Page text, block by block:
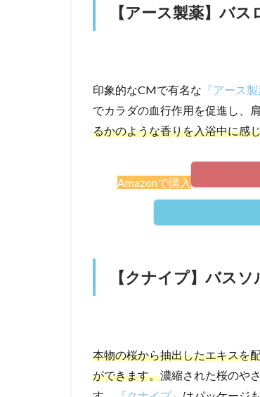
【アース製薬】バ
印象的なCMで有名な 『アース製
でカラダの血行作用を促進し、
るかのような香りを入浴中に感
Amazonで購入
【クナイプ】バス
本物の桜から抽出したエキスを
ができます。濃縮された桜のや